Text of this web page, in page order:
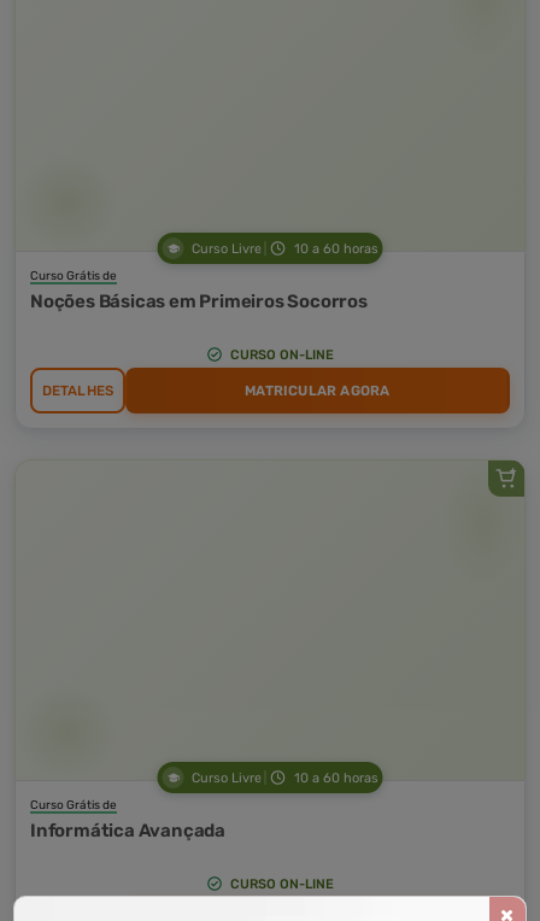
Curso Livre 10 a 60 horas
Curso Grátis de
Noções Básicas em Primeiros Socorros
CURSO ON-LINE
DETALHES MATRICULAR AGORA
Curso Livre 10 a 60 horas
Curso Grátis de
Informática Avançada
CURSO ON-LINE